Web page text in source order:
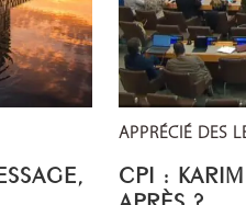
APPRÉCIÉ DES
CPI :
APRÈS ?